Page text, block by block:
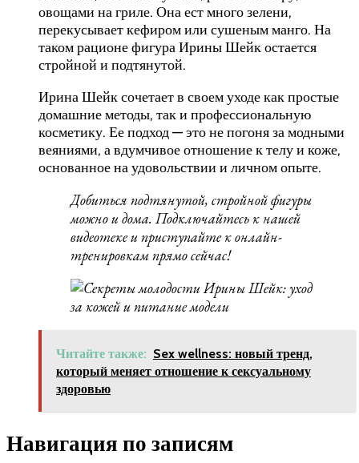
овощами на гриле. Она ест много зелени,
перекусывает кефиром или сушеным манго. На
таком рационе фигура Ирины Шейк остается
стройной и подтянутой.
Ирина Шейк сочетает в своем уходе как простые
домашние методы, так и профессиональную
косметику. Ее подход — это не погоня за модными
веяниями, а вдумчивое отношение к телу и коже,
основанное на удовольствии и личном опыте.
Добиться подтянутой, стройной фигуры
можно и дома. Подключайтесь к нашей
видеотеке и приступайте конлайн-
тренировкампрямо сейчас!
Читайте также: Sex wellness: новый тренд,
который меняет отношение к сексуальному
здоровью
Навигация по записям